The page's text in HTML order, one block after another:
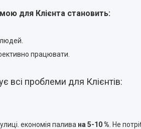
для Клієнта становить:
працювати.
всі проблеми для Клієнтів:
економія палива на 5-10 % . Не